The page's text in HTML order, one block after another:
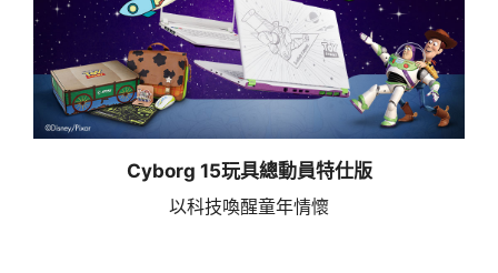
Cyborg 15玩具總動員特仕版
以科技喚醒童年情懷